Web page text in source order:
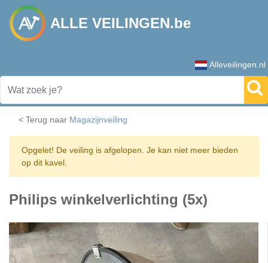
ALLE VEILINGEN.be
Alleveilingen.nl
< Terug naar Magazijnveiling
Opgelet! De veiling is afgelopen. Je kan niet meer bieden
op dit kavel.
Philips winkelverlichting (5x)